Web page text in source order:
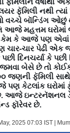
ફૅમિલીને
ફૅમિલી નથી
વચ્ચે બૉન્ડિંગ
આજે મહત્તમ
કેમ કે આજે પણ એવાં
ચાર પેઢી એક
પછી દિનચર્યા કે
બેસે છે તો
જણની ફૅમિલી
કેટલાંક ઘરોમાં
આજે ઇન્ટરનૅશનલ ડે
ફૉરેવર છે.
2025 07:03 IST |